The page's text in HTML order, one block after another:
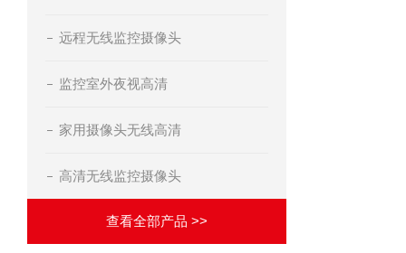
远程无线监控摄像头
监控室外夜视高清
家用摄像头无线高清
高清无线监控摄像头
查看全部产品 >>